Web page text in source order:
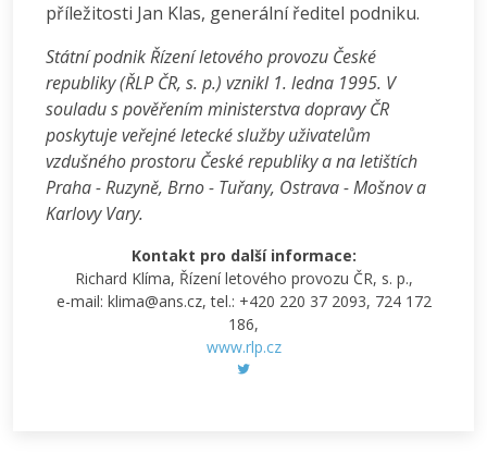
příležitosti Jan Klas, generální ředitel podniku.
Státní podnik Řízení letového provozu České
republiky (ŘLP ČR, s. p.) vznikl 1. ledna 1995. V
souladu s pověřením ministerstva dopravy ČR
poskytuje veřejné letecké služby uživatelům
vzdušného prostoru České republiky a na letištích
Praha - Ruzyně, Brno - Tuřany, Ostrava - Mošnov a
Karlovy Vary.
Kontakt pro další informace:
Richard Klíma, Řízení letového provozu ČR, s. p.,
e-mail: klima@ans.cz, tel.: +420 220 37 2093, 724 172
186,
www.rlp.cz